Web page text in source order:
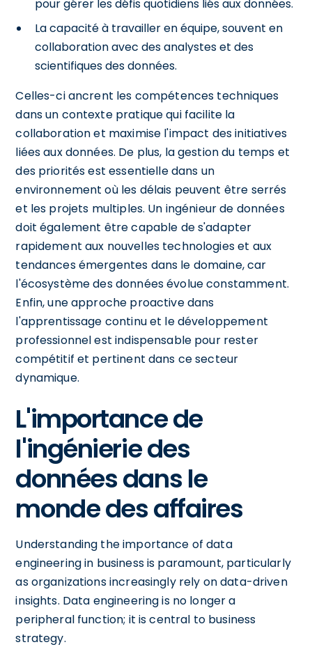
pour gérer les défis quotidiens liés aux données.
La capacité à travailler en équipe, souvent en
collaboration avec des analystes et des
scientifiques des données.
Celles-ci ancrent les compétences techniques
dans un contexte pratique qui facilite la
collaboration et maximise l'impact des initiatives
liées aux données. De plus, la gestion du temps et
des priorités est essentielle dans un
environnement où les délais peuvent être serrés
et les projets multiples. Un ingénieur de données
doit également être capable de s'adapter
rapidement aux nouvelles technologies et aux
tendances émergentes dans le domaine, car
l'écosystème des données évolue constamment.
Enfin, une approche proactive dans
l'apprentissage continu et le développement
professionnel est indispensable pour rester
compétitif et pertinent dans ce secteur
dynamique.
L'importance de
l'ingénierie des
données dans le
monde des affaires
Understanding the importance of data
engineering in business is paramount, particularly
as organizations increasingly rely on data-driven
insights. Data engineering is no longer a
peripheral function; it is central to business
strategy.